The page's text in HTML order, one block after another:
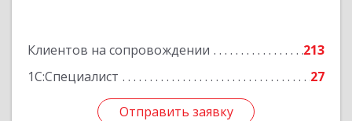
Клиентов на сопровождении
213
1С:Специалист
27
Отправить заявку
Отправить заявку